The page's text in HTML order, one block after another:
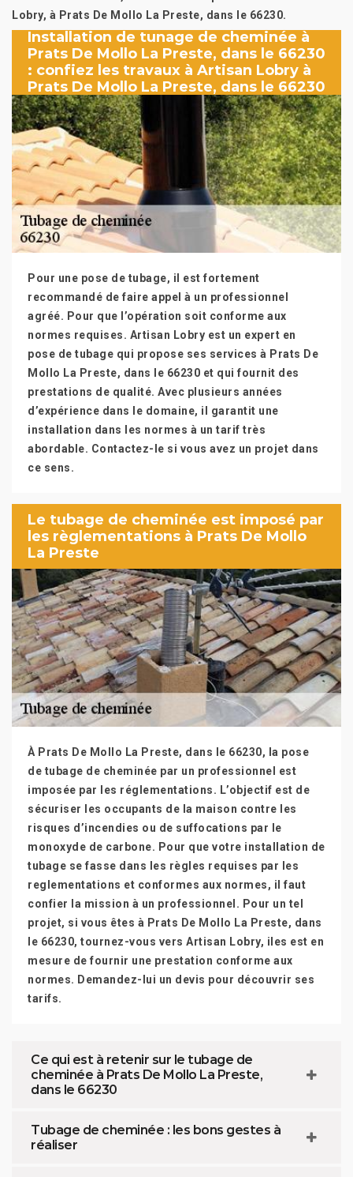
Lobry, à Prats De Mollo La Preste, dans le 66230.
Installation de tunage de cheminée à
Prats De Mollo La Preste, dans le 66230
: confiez les travaux à Artisan Lobry à
Prats De Mollo La Preste, dans le 66230
Pour une pose de tubage, il est fortement
recommandé de faire appel à un professionnel
agréé. Pour que l’opération soit conforme aux
normes requises. Artisan Lobry est un expert en
pose de tubage qui propose ses services à Prats De
Mollo La Preste, dans le 66230 et qui fournit des
prestations de qualité. Avec plusieurs années
d’expérience dans le domaine, il garantit une
installation dans les normes à un tarif très
abordable. Contactez-le si vous avez un projet dans
ce sens.
Le tubage de cheminée est imposé par
les règlementations à Prats De Mollo
La Preste
À Prats De Mollo La Preste, dans le 66230, la pose
de tubage de cheminée par un professionnel est
imposée par les réglementations. L’objectif est de
sécuriser les occupants de la maison contre les
risques d’incendies ou de suffocations par le
monoxyde de carbone. Pour que votre installation de
tubage se fasse dans les règles requises par les
reglementations et conformes aux normes, il faut
confier la mission à un professionnel. Pour un tel
projet, si vous êtes à Prats De Mollo La Preste, dans
le 66230, tournez-vous vers Artisan Lobry, iles est en
mesure de fournir une prestation conforme aux
normes. Demandez-lui un devis pour découvrir ses
tarifs.
Ce qui est à retenir sur le tubage de
cheminée à Prats De Mollo La Preste,
dans le 66230
Tubage de cheminée : les bons gestes à
réaliser